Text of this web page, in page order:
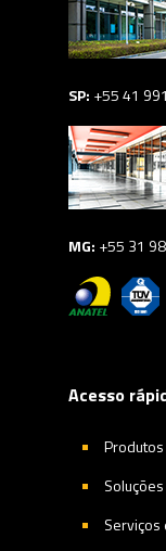
SP: +55 41
MG: +55 31
Acesso
Produtos
Soluções
Serviços